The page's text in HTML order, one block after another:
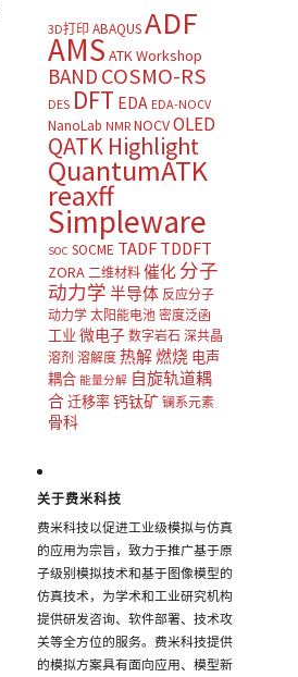
3D打印 ABAQUSADF
AMS ATK Workshop
BAND COSMO-RS
DES DFT EDA EDA-NOCV
NanoLab NMR NOCVOLED
QATK Highlight
QuantumATK
reaxff
Simpleware
SOC SOCME TADF TDDFT
ZORA 二维材料 催化 分子
动力学 半导体 反应分子
动力学 太阳能电池 密度泛函
工业 微电子 数字岩石 深共晶
溶剂 溶解度 热解燃烧 电声
耦合 能量分解 自旋轨道耦
合迁移率钙钛矿 镧系元素
骨科
关于费米科技
费米科技以促进工业级模拟与仿真
的应用为宗旨，致力于推广基于原
子级别模拟技术和基于图像模型的
仿真技术，为学术和工业研究机构
提供研发咨询、软件部署、技术攻
关等全方位的服务。费米科技提供
的模拟方案具有面向应用、模型新